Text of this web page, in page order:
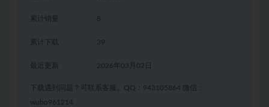
累计销量 8
累计下载 39
2026年03月02日
下载遇到问题？可联系客服。QQ：943105864 微信：
wubo961214